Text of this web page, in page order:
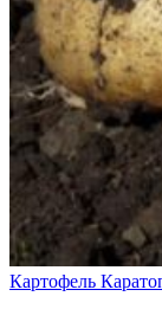
Картофель